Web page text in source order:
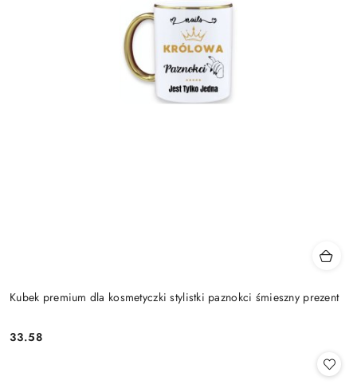
Kubek premium dla kosmetyczki stylistki paznokci śmieszny prezent
Cena:
33.58